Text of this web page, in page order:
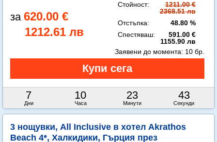
620.00 €
1212.61 лв
Стойност:
1211.00 €
2368.51 лв
Отстъпка:
48.80 %
Спестяваш:
591.00 €
1155.90 лв
7
Дни
10
Часа
23
Минути
41
Секунди
Заявени до момента: 10 бр.
3 нощувки, All Inclusive в хотел Akrathos
Beach 4*, Халкидики, Гърция през